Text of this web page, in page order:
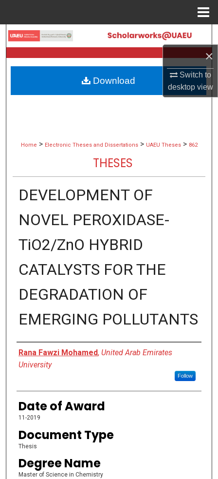
×
Switch to
desktopview
Search
Browse Collections
My Account
Home > Electronic Theses and Dissertations > UAEU Theses > 862
THESES
DEVELOPMENT OF
NOVEL PEROXIDASE-
TiO2/ZnO HYBRID
CATALYSTS FOR THE
DEGRADATION OF
EMERGING POLLUTANTS
Author
Rana Fawzi Mohamed, United Arab Emirates
University
Follow
Date of Award
11-2019
Document Type
Thesis
Degree Name
Master of Science in Chemistry
Download